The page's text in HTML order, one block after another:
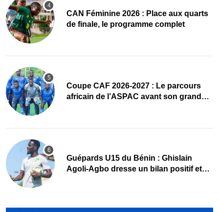
CAN Féminine 2026 : Place aux quarts
de finale, le programme complet
Coupe CAF 2026-2027 : Le parcours
africain de l’ASPAC avant son grand
Guépards U15 du Bénin : Ghislain
Agoli-Agbo dresse un bilan positif et